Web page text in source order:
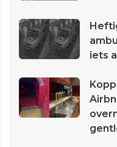
iets